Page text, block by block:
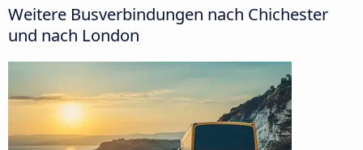
Weitere Busverbindungen nach Chichester
und nach London